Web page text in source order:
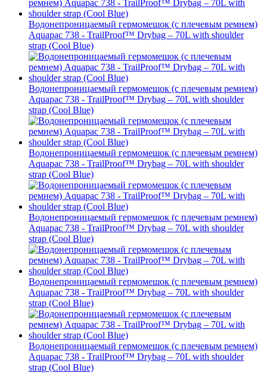
Водонепроницаемый гермомешок (с плечевым ремнем)
Aquapac 738 - TrailProof™ Drybag – 70L with shoulder
strap (Cool Blue)
Водонепроницаемый гермомешок (с плечевым ремнем)
Aquapac 738 - TrailProof™ Drybag – 70L with shoulder
strap (Cool Blue)
Водонепроницаемый гермомешок (с плечевым ремнем)
Aquapac 738 - TrailProof™ Drybag – 70L with shoulder
strap (Cool Blue)
Водонепроницаемый гермомешок (с плечевым ремнем)
Aquapac 738 - TrailProof™ Drybag – 70L with shoulder
strap (Cool Blue)
Водонепроницаемый гермомешок (с плечевым ремнем)
Aquapac 738 - TrailProof™ Drybag – 70L with shoulder
strap (Cool Blue)
Водонепроницаемый гермомешок (с плечевым ремнем)
Aquapac 738 - TrailProof™ Drybag – 70L with shoulder
strap (Cool Blue)